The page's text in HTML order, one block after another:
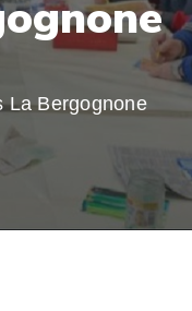
ognone
La Bergognone